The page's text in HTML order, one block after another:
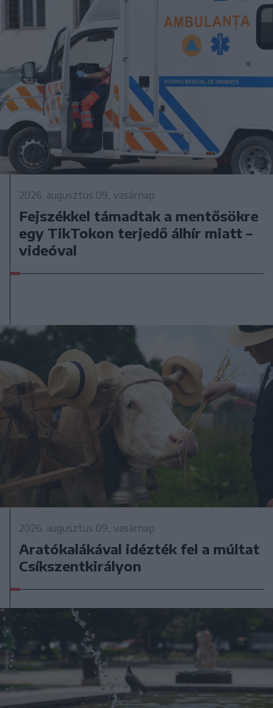
2026. augusztus 09., vasárnap
Fejszékkel támadtak a mentősökre
egy TikTokon terjedő álhír miatt –
videóval
2026. augusztus 09., vasárnap
Aratókalákával idézték fel a múltat
Csíkszentkirályon